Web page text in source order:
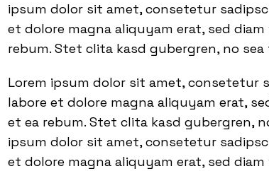
ipsum dolor sit amet, consetetur
et dolore magna aliquyam erat, sed
rebum. Stet clita kasd gubergren, no
Lorem ipsum dolor sit amet, consetetur
labore et dolore magna aliquyam erat,
et ea rebum. Stet clita kasd gubergren,
ipsum dolor sit amet, consetetur
et dolore magna aliquyam erat, sed